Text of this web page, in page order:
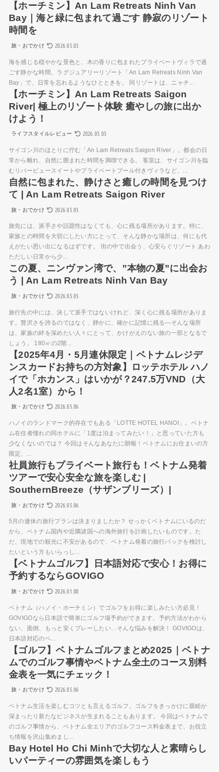
【ホーチミン】An Lam Retreats Ninh Van
Bay｜海と緑に包まれて過ごす 静寂のリゾート
時間を
旅・おでかけ 2026.05.05
海を感じる穏やかな景色と、木の香りに包まれたプライベートヴィラで過
ごす静かな時間。ラグジュアリーリゾート「An Lam Retreats Ninh Van
Bay」で、日常を忘れるようなひとときを。 同リゾートは、ニャチ...
【ホーチミン】An Lam Retreats Saigon
River| 極上のリゾート体験 癒やしの旅に出か
けよう！
ライフスタイルレビュー 2026.05.05
サイゴン川のほとりに佇む「An Lam Retreats Saigon River」。都会の日
常から離れ、自然に囲まれた時間を満喫できる。 客室は、サイゴン川を臨
むリバービュースイートやプライベートプール付きヴィラなど、...
自然に包まれた、静けさと癒しの時間を見つけ
て | An Lam Retreats Saigon River
旅・おでかけ 2026.05.05
旅先には、派手さや話題性はなくても、心に残る場所があります。特に、
家族との時間を大切にしたい方にとって、そんな静かな場所は、何にも代
えがたい思い出になるはずです。 街の中で出会う、心安らぐリゾート あわ
ただしい日常から少...
この夏、ニンヴァン湾で、”本物の夏”に出会お
う | An Lam Retreats Ninh Van Bay
旅・おでかけ 2026.05.05
旅行先の中には、決して派手ではないけれど、深く心に残る場所がありま
す。贅沢さを誇るのではなく、静かに、確かに記憶に残る—そんな場所
は、家族の絆を深めたい人々にとって、かけがえのない旅の一部となるで
しょう。 180㎡の2階...
【2025年4月・5月連休限定｜ベトナムレジデ
ンスカードお持ちの方対象】ロッテホテル ハノ
イで「ホカンス」はいかが？247.5万VND（大
人2名1室）から！
旅・おでかけ 2026.05.06
ハノイのランドマーク的存在でもある「LOTTE HOTEL HANOI」。ベトナ
ム在住者憧れの同ホテルに「1度は泊まってみたい！」と思っていた方も
少なくないのでは？ 今回はそんなあなたに朗報！ベトナムにお住まいの方
限定、...
社員旅行もプライベート旅行も！ベトナム発着
ツアーで安心安全な旅を楽しむ |
SouthernBreeze（サザンブリーズ）|
旅・おでかけ 2026.05.06
5月の連休の旅行プランは決まりましたか？ せっかくベトナムにいるのだ
から、ベトナム国内や近隣諸国への海外旅行を計画したいものです。た
だ、現地での観光に不安があるので、ベトナム発着の旅行パックを検討し
たいという方もいらっし...
【ベトナムゴルフ】日本語対応で安心！お得に
予約するならGOVIGO
旅・おでかけ 2026.01.08
ベトナム（ハノイ・ホーチミン）でゴルフをお得に楽しみたい方必見！
GOVIGOなら日本語で簡単にゴルフ場予約ができます。予約方法がわから
ない、面倒、もっと安くプレーしたい…そんな悩みを解決！ GOVIGOは、
日本語対応のベ...
【ゴルフ】ベトナムゴルフまとめ2025｜ベトナ
ムでのゴルフ事情やベトナム全土のコース別料
金表を一気にチェック！
旅・おでかけ 2026.05.06
ベトナム生活を楽しむコツとも言えるゴルフ。ゴルフをきっかけに親睦が
深まったり新たなビジネスが生まれることもあります。 今回はベトナムで
のゴルフ事情から、ベトナム全エリアのゴルフコース料金表まで、お役立
ち情報を沢山集めまし...
Bay Hotel Ho Chi Minhで大切な人と素晴らし
いパーティーの雰囲気を楽しもう